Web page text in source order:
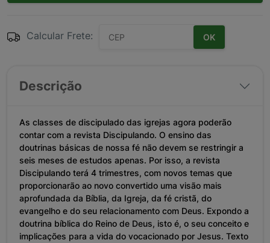
Calcular Frete: OK
Descrição
As classes de discipulado das igrejas agora poderão
contar com a revista Discipulando. O ensino das
doutrinas básicas de nossa fé não devem se restringir a
seis meses de estudos apenas. Por isso, a revista
Discipulando terá 4 trimestres, com novos temas que
proporcionarão ao novo convertido uma visão mais
aprofundada da Bíblia, da Igreja, da fé cristã, do
evangelho e do seu relacionamento com Deus. Expondo a
doutrina bíblica do Reino de Deus, isto é, o seu conceito e
implicações para a vida do vocacionado por Jesus. Texto